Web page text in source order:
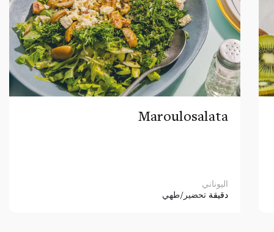
Maroulosalata
اليوناني
دقيقة تحضير/طهي